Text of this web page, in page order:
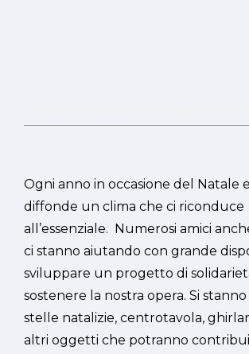
Ogni anno in occasione del Natale
diffonde un clima che ci riconduce
all’essenziale. Numerosi amici
ci stanno aiutando con grande
sviluppare un progetto di
sostenere la nostra opera. Si
stelle natalizie, centrotavola,
altri oggetti che potranno